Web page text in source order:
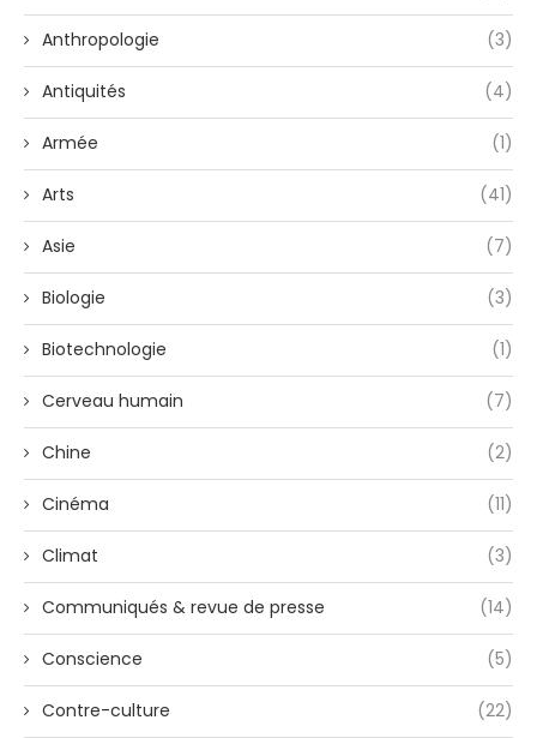
Anthropologie (3)
Antiquités (4)
Armée (1)
Arts (41)
Asie (7)
Biologie (3)
Biotechnologie (1)
Cerveau humain (7)
Chine (2)
Cinéma (11)
Climat (3)
Communiqués & revue de presse (14)
Conscience (5)
Contre-culture (22)